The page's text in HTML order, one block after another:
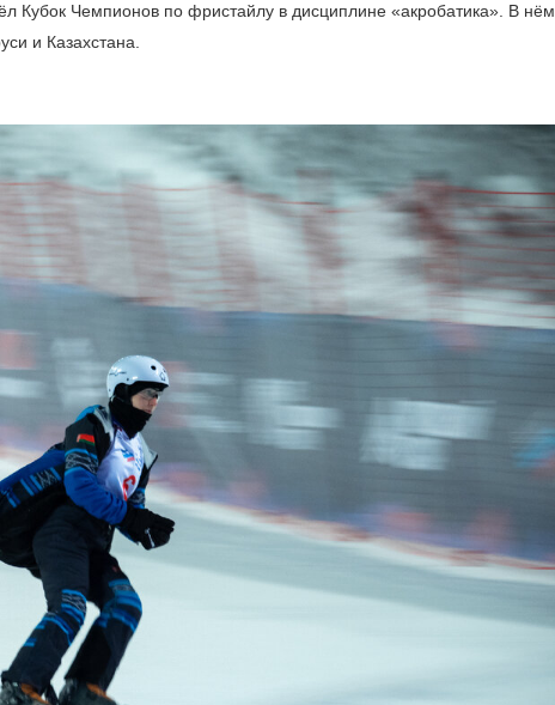
Кубок Чемпионов по фристайлу в дисциплине «акробатика». В нём
и Казахстана.